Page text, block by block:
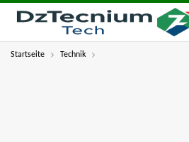
Startseite Technik